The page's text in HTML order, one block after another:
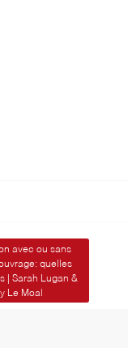
avec ou sans
quelles
| Sarah Lugan &
Le Moal